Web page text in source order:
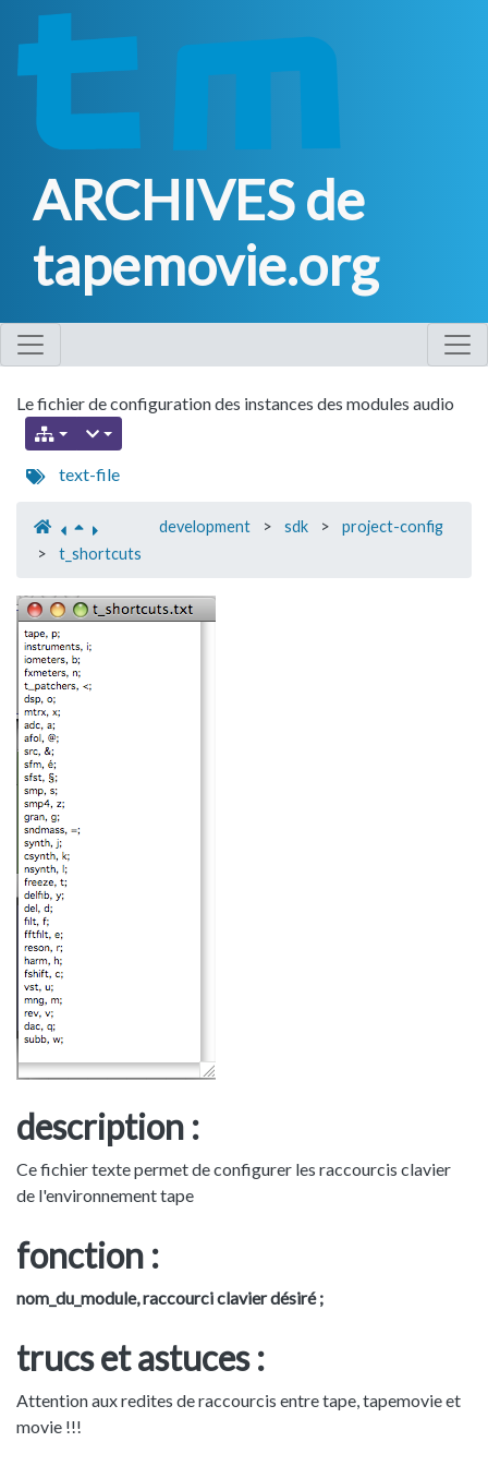
ARCHIVES de
tapemovie.org
Le fichier de configuration des instances des modules audio
text-file
development > sdk >
project-config
>
t_shortcuts
description :
Ce fichier texte permet de configurer les raccourcis clavier
de l'environnement tape
fonction :
nom_du_module, raccourci clavier désiré ;
trucs et astuces :
Attention aux redites de raccourcis entre tape, tapemovie et
movie !!!